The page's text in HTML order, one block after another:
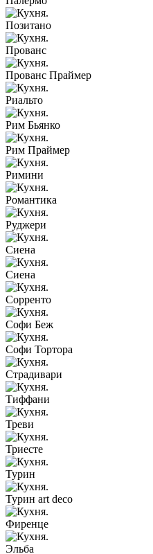
Позитано
Прованс
Прованс Праймер
Риальто
Рим Бьянко
Рим Праймер
Римини
Романтика
Руджери
Сиена
Сиена
Сорренто
Софи Беж
Софи Тортора
Страдивари
Тиффани
Треви
Триесте
Турин
Турин art deco
Фиренце
Эльба